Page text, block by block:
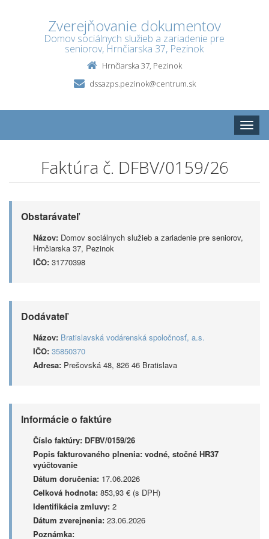
Zverejňovanie dokumentov
Domov sociálnych služieb a zariadenie pre
seniorov, Hrnčiarska 37, Pezinok
Hrnčiarska 37, Pezinok
dssazps.pezinok@centrum.sk
Toggle
Faktúra č. DFBV/0159/26
Obstarávateľ
Názov: Domov sociálnych služieb a zariadenie pre seniorov,
Hrnčiarska 37, Pezinok
IČO: 31770398
Dodávateľ
Názov: Bratislavská vodárenská spoločnosť, a.s.
IČO: 35850370
Adresa: Prešovská 48, 826 46 Bratislava
Informácie o faktúre
Číslo faktúry: DFBV/0159/26
Popis fakturovaného plnenia: vodné, stočné HR37
vyúčtovanie
Dátum doručenia: 17.06.2026
Celková hodnota: 853,93 € (s DPH)
Identifikácia zmluvy: 2
Dátum zverejnenia: 23.06.2026
Poznámka: